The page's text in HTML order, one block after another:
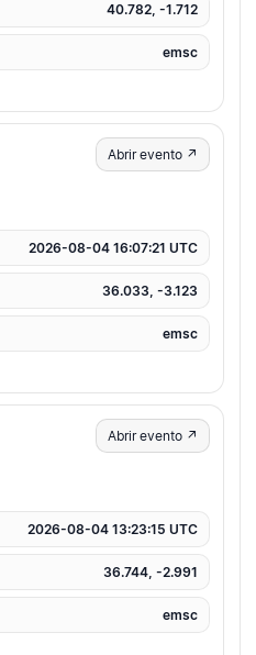
40.782, -1.712
emsc
Abrir evento ↗
2026-08-04 16:07:21 UTC
36.033, -3.123
emsc
Abrir evento ↗
2026-08-04 13:23:15 UTC
36.744, -2.991
emsc